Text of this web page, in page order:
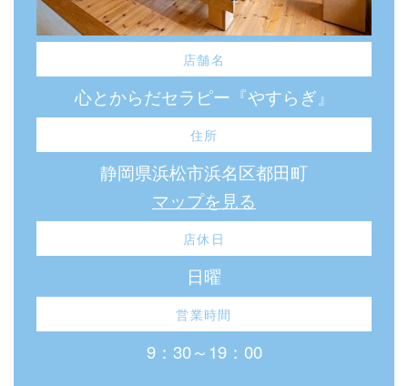
店舗名
心とからだセラピー『やすらぎ』
住所
静岡県浜松市浜名区都田町
マップを見る
店休日
日曜
営業時間
9：30～19：00